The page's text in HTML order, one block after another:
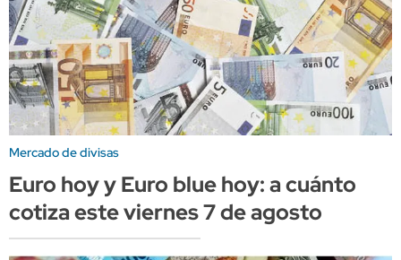
Mercado de divisas
Euro hoy y Euro blue hoy: a cuánto
cotiza este viernes 7 de agosto